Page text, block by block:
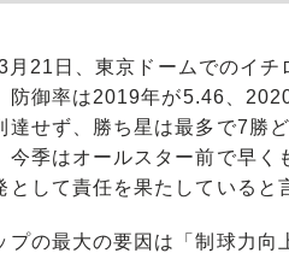
21日、東京ドームでのイチ
防御率は2019年が5.46、
達せず、勝ち星は最多で7勝
今季はオールスター前で早
として責任を果たしていると
の最大の要因は「制球力向